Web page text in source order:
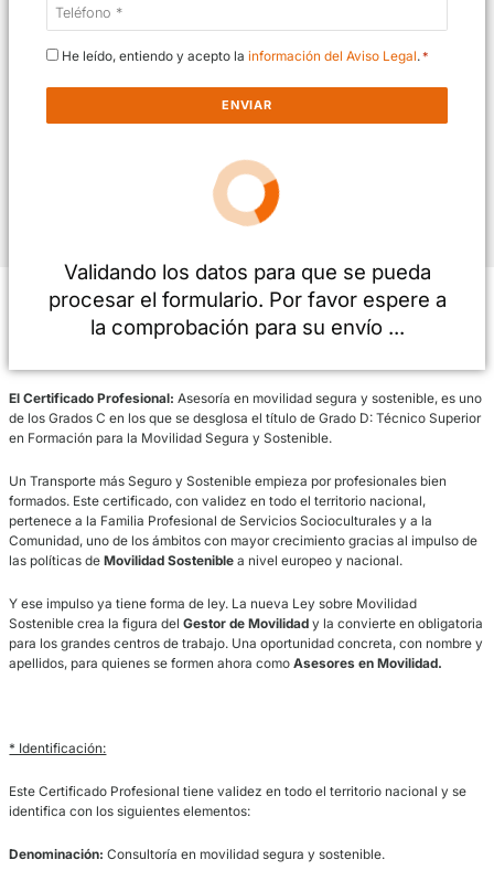
Nombre
*
He leído, entiendo y acepto la
Validando los datos para que se
procesar el formulario. Por favor
la comprobación para su envío ...
El Certificado Profesional: Asesoría en movilidad segura y
de los Grados C en los que se desglosa el título de Grado D:
en Formación para la Movilidad Segura y Sostenible.
pertenece a la Familia Profesional de Servicios Socioculturales y
las políticas deMovilidad Sosteniblea nivel europeo y nacional.
Y ese impulso ya tiene forma de ley. La nueva Ley sobre Movilidad
Gestor de Movilidad